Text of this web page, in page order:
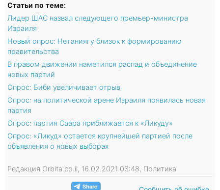
Статьи по теме:
Лидер ШАС назвал следующего премьер-министра
Израиля
Новый опрос: Нетаниягу близок к формированию
правительства
В правом движении наметился распад и объединение
новых партий
Опрос: Биби увеличивает отрыв
Опрос: на политической арене Израиля появилась новая
партия
Опрос: партия Саара приближается к «Ликуду»
Опрос: «Ликуд» остается крупнейшей партией после
объявления о новых выборах
Редакция Orbita.co.il, 16.02.2021 03:48, Политика